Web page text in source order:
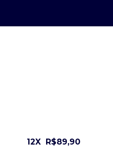
12X R$89,90